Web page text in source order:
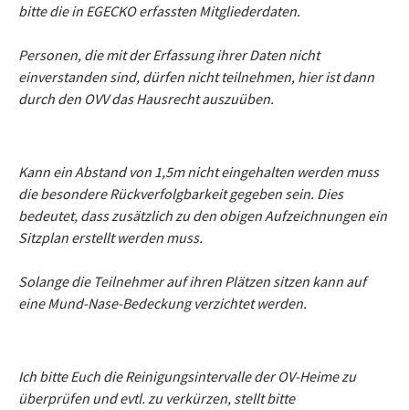
bitte die in EGECKO erfassten Mitgliederdaten.
Personen, die mit der Erfassung ihrer Daten nicht
einverstanden sind, dürfen nicht teilnehmen, hier ist dann
durch den OVV das Hausrecht auszuüben.
Kann ein Abstand von 1,5m nicht eingehalten werden muss
die besondere Rückverfolgbarkeit gegeben sein. Dies
bedeutet, dass zusätzlich zu den obigen Aufzeichnungen ein
Sitzplan erstellt werden muss.
Solange die Teilnehmer auf ihren Plätzen sitzen kann auf
eine Mund-Nase-Bedeckung verzichtet werden.
Ich bitte Euch die Reinigungsintervalle der OV-Heime zu
überprüfen und evtl. zu verkürzen, stellt bitte